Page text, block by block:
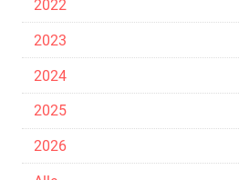
2022
2023
2024
2025
2026